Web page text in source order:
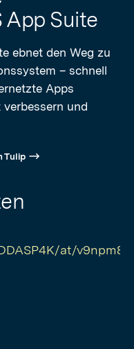
App Suite
ebnet den Weg zu
– schnell
Apps
und
Tulip